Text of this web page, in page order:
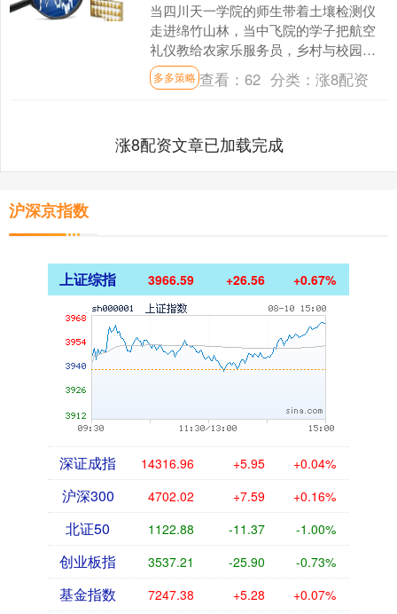
当四川天一学院的师生带着土壤检测仪
走进绵竹山林，当中飞院的学子把航空
礼仪教给农家乐服务员，乡村与校园的
围墙正在悄然消融。绵竹市用 “令人心动
的乡村 offer”....
多多策略 查看：62 分类：涨8配资
涨8配资文章已加载完成
沪深京指数
上证综指 3966.59 +26.56 +0.67%
深证成指 14316.96 +5.95 +0.04%
沪深300 4702.02 +7.59 +0.16%
北证50 1122.88 -11.37 -1.00%
创业板指 3537.21 -25.90 -0.73%
基金指数 7247.38 +5.28 +0.07%